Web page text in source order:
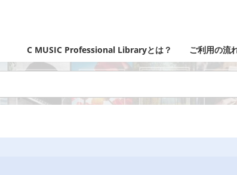
C MUSIC Professional Libraryとは？ ご利用の流